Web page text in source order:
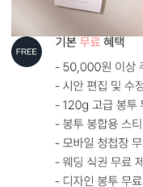
AI로 해상도 UP
AI 업스케일링 기술로 해
다만, 지나치게 저화질인